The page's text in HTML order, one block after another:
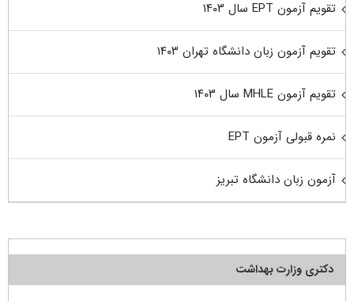
تقویم آزمون EPT سال ۱۴۰۳
تقویم آزمون زبان دانشگاه تهران ۱۴۰۳
تقویم آزمون MHLE سال ۱۴۰۳
نمره قبولی آزمون EPT
آزمون زبان دانشگاه تبریز
دکتری وزارت بهداشت